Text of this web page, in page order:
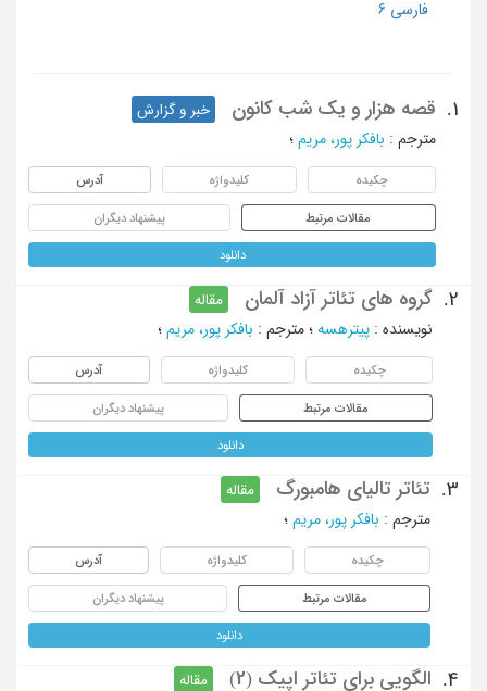
فارسی 6
1. قصه هزار و یک شب کانون
خبر و گزارش
مترجم : بافکر پور، مریم ؛
چکیده کلیدواژه آدرس
مقالات مرتبط پیشنهاد دیگران
دانلود
2. گروه های تئاتر آزاد آلمان
مقاله
نویسنده : پیترهسه ؛ مترجم : بافکر پور، مریم ؛
چکیده کلیدواژه آدرس
مقالات مرتبط پیشنهاد دیگران
دانلود
3. تئاتر تالیای هامبورگ
مقاله
مترجم : بافکر پور، مریم ؛
چکیده کلیدواژه آدرس
مقالات مرتبط پیشنهاد دیگران
دانلود
4. الگویی برای تئاتر اپیک (2)
مقاله